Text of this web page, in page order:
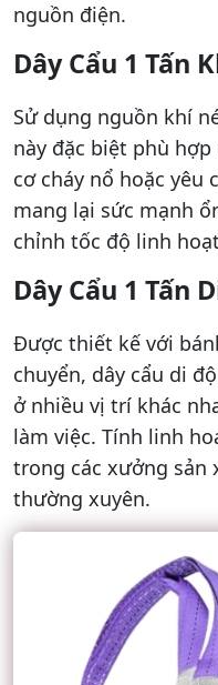
nguồn điện.
Dây Cẩu 1 Tấn
Sử dụng nguồn khí
này đặc biệt phù
cơ cháy nổ hoặc yêu
mang lại sức mạnh
chỉnh tốc độ linh
Dây Cẩu 1 Tấn
Được thiết kế với
chuyển, dây cẩu di
ở nhiều vị trí khác
làm việc. Tính linh
trong các xưởng sản
thường xuyên.